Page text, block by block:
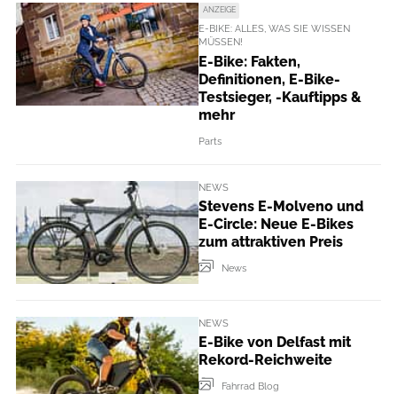
ANZEIGE
E-BIKE: ALLES, WAS SIE WISSEN
MÜSSEN!
E-Bike: Fakten,
Definitionen, E-Bike-
Testsieger, -Kauftipps &
mehr
Parts
NEWS
Stevens E-Molveno und
E-Circle: Neue E-Bikes
zum attraktiven Preis
News
NEWS
E-Bike von Delfast mit
Rekord-Reichweite
Fahrrad Blog